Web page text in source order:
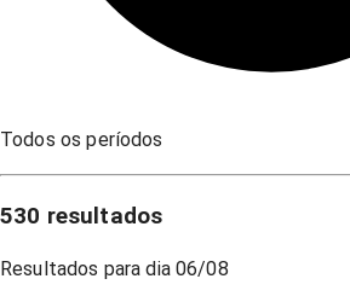
Todos os períodos
530 resultados
Resultados para dia 06/08